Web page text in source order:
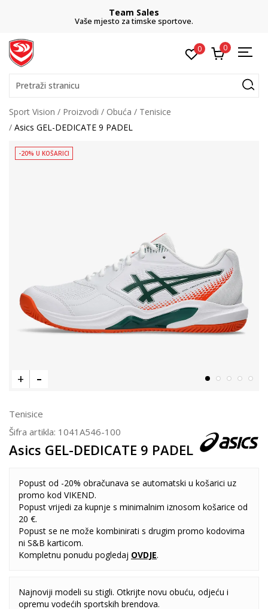
Team Sales
Vaše mjesto za timske sportove.
0 0
Pretraži stranicu
Sport Vision Proizvodi Obuća
Tenisice
Asics GEL-DEDICATE 9 PADEL
-20% U KOŠARICI
Tenisice
Šifra artikla: 1041A546-100
Asics GEL-DEDICATE 9 PADEL
Popust od -20% obračunava se automatski u košarici uz
promo kod VIKEND.
Popust vrijedi za kupnje s minimalnim iznosom košarice od
20 €.
Popust se ne može kombinirati s drugim promo kodovima
ni S&B karticom.
Kompletnu ponudu pogledaj OVDJE.
Najnoviji modeli su stigli. Otkrijte novu obuću, odjeću i
opremu vodećih sportskih brendova.